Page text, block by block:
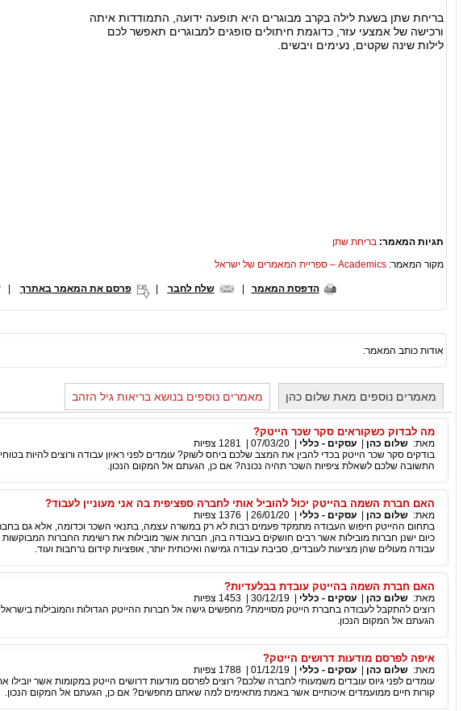
בריחת שתן בשעת לילה בקרב מבוגרים היא תופעה ידועה, התמודדות איתה
ורכישה של אמצעי עזר, כדוגמת חיתולים סופגים למבוגרים תאפשר לכם
לילות שינה שקטים, נעימים ויבשים.
תגיות המאמר: בריחת שתן
מקור המאמר: Academics – ספריית המאמרים של ישראל
הדפסת המאמר שלח לחבר פרסם את המאמר באתרך |
אודות כותב המאמר:
מאמרים נוספים מאת שלום כהן מאמרים נוספים בנושא בריאות גיל הזהב
מה לבדוק כשקוראים סקר שכר הייטק?
מאת: שלום כהן עסקים - כללי 07/03/20
1281 צפיות
בודקים סקר שכר הייטק בכדי להבין את המצב שלכם ביחס לשוק? עומדים לפני ראיון עבודה ורוצים להיות
התשובה שלכם לשאלת ציפיות השכר תהיה נכונה? אם כן, הגעתם אל המקום הנכון.
האם חברת השמה בהייטק יכול להוביל אותי לחברה ספציפית בה אני מעוניין לעבוד?
מאת: שלום כהן עסקים - כללי 26/01/20
1376 צפיות
בתחום ההייטק חיפוש העבודה מתמקד פעמים רבות לא רק במשרה עצמה, בתנאי השכר וכדומה, אלא גם
כיום ישנן חברות מובילות אשר רבים חושקים בעבודה בהן, חברות אשר מובילות את רשימת החברות המבוקשות
עבודה מעולים שהן מציעות לעובדים, סביבת עבודה גמישה ואיכותית יותר, אופציות קידום נרחבות ועוד.
האם חברת השמה בהייטק עובדת בבלעדיות?
מאת: שלום כהן עסקים - כללי 30/12/19
1453 צפיות
רוצים להתקבל לעבודה בחברת הייטק מסויימת? מחפשים גישה אל חברות ההייטק הגדולות והמובילות
הגעתם אל המקום הנכון.
איפה לפרסם מודעות דרושים הייטק?
מאת: שלום כהן עסקים - כללי 01/12/19
1788 צפיות
עומדים לפני גיוס עובדים משמעותי לחברה שלכם? רוצים לפרסם מודעות דרושים הייטק במקומות אשר יובילו
קורות חיים ממועמדים איכותיים אשר באמת מתאימים למה שאתם מחפשים? אם כן, הגעתם אל המקום הנכון.